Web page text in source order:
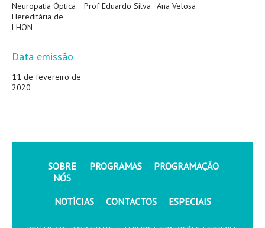
Neuropatia Óptica
Hereditária de
LHON
Data emissão
11 de fevereiro de
2020
Prof Eduardo Silva Ana Velosa
SOBRE
NÓS
PROGRAMAS PROGRAMAÇÃO
NOTÍCIAS CONTACTOS ESPECIAIS